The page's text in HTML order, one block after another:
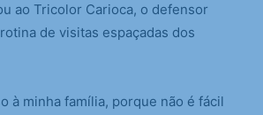
ao Tricolor Carioca, o defensor
de visitas espaçadas dos
à minha família, porque não é fácil